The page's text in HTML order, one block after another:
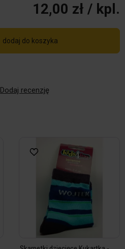
12,00 zł / kpl.
dodaj do koszyka
Dodaj recenzję